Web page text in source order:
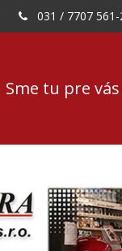
Sme tu pre
031 / 7707 561-